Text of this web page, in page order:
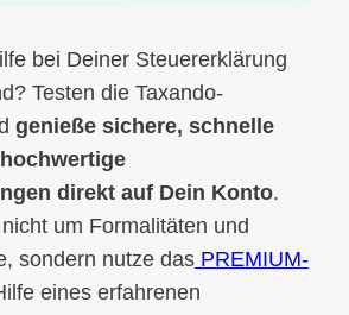
bei Deiner Steuererklärung
Testen die Taxando-
genieße sichere, schnelle
direkt auf Dein Konto.
um Formalitäten und
sondern nutze das PREMIUM-
eines erfahrenen